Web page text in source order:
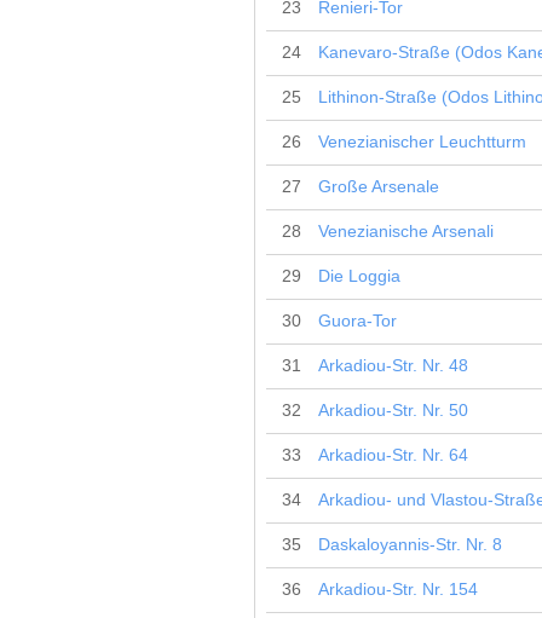
23 Renieri-Tor
24 Kanevaro-Straße (Odos
25 Lithinon-Straße (Odos
26 Venezianischer Leuchtturm
27 Große Arsenale
28 Venezianische Arsenali
29 Die Loggia
30 Guora-Tor
31 Arkadiou-Str. Nr. 48
32 Arkadiou-Str. Nr. 50
33 Arkadiou-Str. Nr. 64
34 Arkadiou- und Vlastou-
35 Daskaloyannis-Str. Nr. 8
36 Arkadiou-Str. Nr. 154